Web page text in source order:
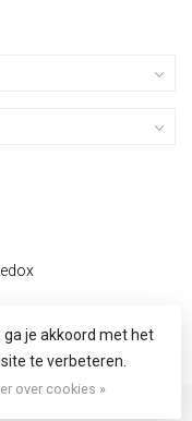
je akkoord met het
te verbeteren.
over cookies »